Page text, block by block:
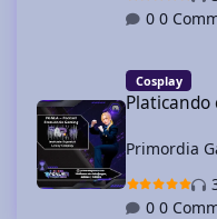
0
Cosplay
Platicando
Primordia
0